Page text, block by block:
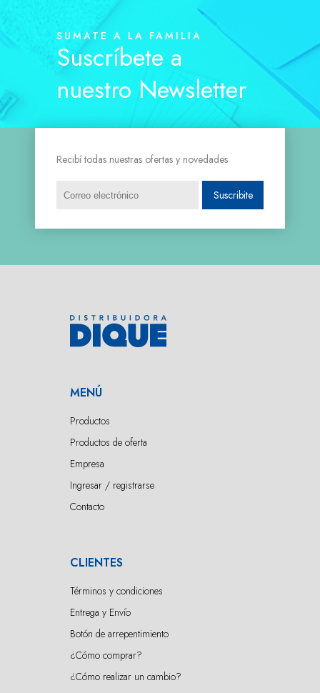
SUMATE A LA FAMILIA
Suscríbete a
nuestro Newsletter
Recibí todas nuestras ofertas y novedades
Suscribite
MENÚ
Productos
Productos de oferta
Empresa
Ingresar / registrarse
Contacto
CLIENTES
Términos y condiciones
Entrega y Envío
Botón de arrepentimiento
¿Cómo comprar?
¿Cómo realizar un cambio?